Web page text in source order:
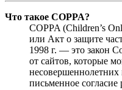
Что такое COPPA?
COPPA (Children’s
или Акт о защите
1998 г. — это закон
от сайтов, которые
несовершеннолетних
письменное